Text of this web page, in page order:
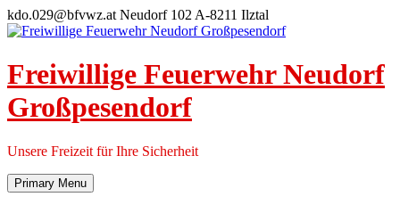
Skip
to
kdo.029@bfvwz.at Neudorf 102 A-8211 Ilztal
Freiwillige Feuerwehr Neudorf
Großpesendorf
Unsere Freizeit für Ihre Sicherheit
Primary Menu